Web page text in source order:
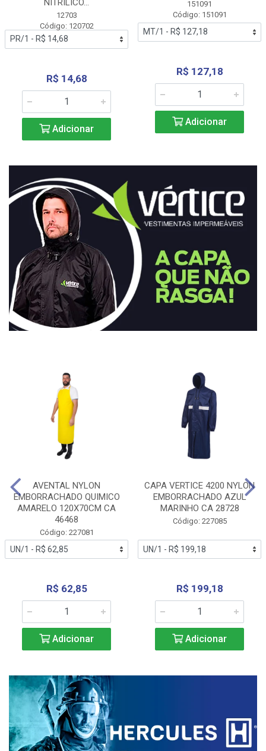
NITRÍLICO...
12703
Código: 120702
R$ 14,68
Adicionar
151091
Código: 151091
R$ 127,18
Adicionar
AVENTAL NYLON
EMBORRACHADO QUIMICO
AMARELO 120X70CM CA
46468
Código: 227081
R$ 62,85
Adicionar
CAPA VERTICE 4200 NYLON
EMBORRACHADO AZUL
MARINHO CA 28728
Código: 227085
R$ 199,18
Adicionar